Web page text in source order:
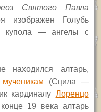
Святого Павла
изображен Голубь
купола — ангелы с
находился алтарь,
(Сцила —
кардиналу Лоренцо
19 века алтарь